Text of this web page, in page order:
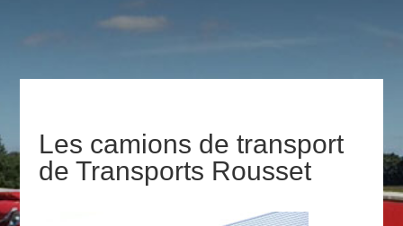
Les camions de transport
de Transports Rousset